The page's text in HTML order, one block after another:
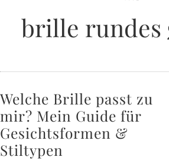
brille rundes
Welche Brille passt zu
mir? Mein Guide für
Gesichtsformen &
Stiltypen